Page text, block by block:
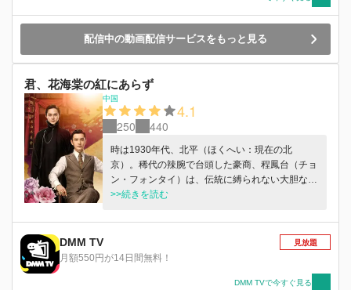
配信中の動画配信サービスをもっと見る
君、花海棠の紅にあらず
中国
4.1
250 440
時は1930年代、北平（ほくへい：現在の北
京）。稀代の辣腕で台頭した豪商、程鳳台（チョ
ン・フォンタイ）は、伝統に縛られない大胆な手
法が地元の商人たちの反感を買っていた。しか
は、そんな程鳳台の機嫌をとろうと、彼を北平一
の人気役者、商細蕊（シャン・シールイ）の舞台
に招待する。確かな実力と妖艶な魅力を持った商
ぎるこだわりと荒い気性が仇となり商細蕊は、対
>>続きを読む
DMM TV
月額550円が14日間無料！
見放題
DMM TVで今すぐ見る